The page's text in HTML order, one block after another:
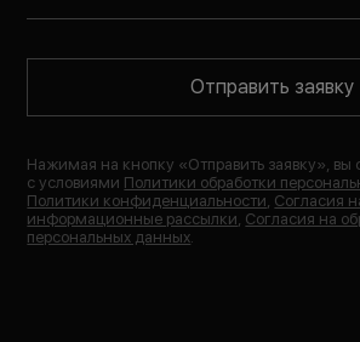
Отправить заявку
Нажимая на кнопку «Отправить заявку», вы
с условиями Политики обработки
Политики конфиденциальности Согласия
информационные рассылки Согласия на
персональных данных